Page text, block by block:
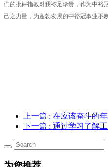
们的批评指教对我祢足珍贵，作为中裕
己之力量，为蓬勃发展的中裕冠事业不
集团办秘书
2016年
上一篇 : 在应该奋斗的
下一篇 : 通过学习了解